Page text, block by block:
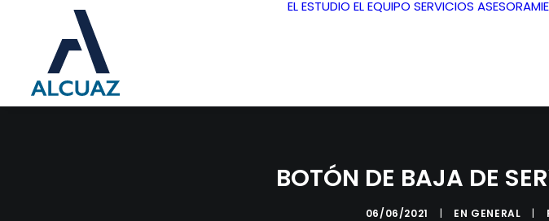
EL ESTUDIO EL EQUIPO SERVICIOS
BOTÓN DE BAJA DE
06/06/2021 | EN GENERAL |